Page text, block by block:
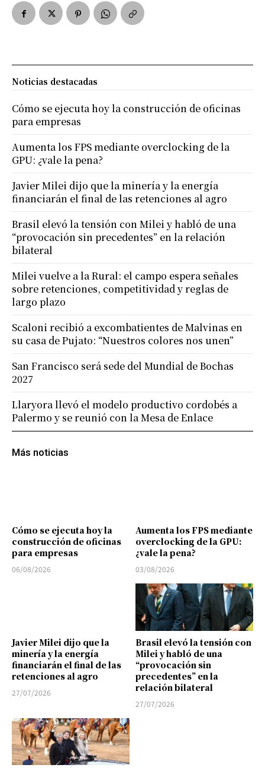
Más noticias
Cómo se ejecuta hoy la
construcción de oficinas
para empresas
06/08/2026
Aumenta los FPS mediante
overclocking de la GPU:
¿vale la pena?
03/08/2026
Javier Milei dijo que la
minería y la energía
financiarán el final de las
retenciones al agro
27/07/2026
Brasil elevó la tensión con
Milei y habló de una
“provocación sin
precedentes” en la
relación bilateral
27/07/2026
Noticias destacadas
Cómo se ejecuta hoy la construcción de oficinas
para empresas
Aumenta los FPS mediante overclocking de la
GPU: ¿vale la pena?
Javier Milei dijo que la minería y la energía
financiarán el final de las retenciones al agro
Brasil elevó la tensión con Milei y habló de una
“provocación sin precedentes” en la relación
bilateral
Milei vuelve a la Rural: el campo espera señales
sobre retenciones, competitividad y reglas de
largo plazo
Scaloni recibió a excombatientes de Malvinas en
su casa de Pujato: “Nuestros colores nos unen”
San Francisco será sede del Mundial de Bochas
2027
Llaryora llevó el modelo productivo cordobés a
Palermo y se reunió con la Mesa de Enlace